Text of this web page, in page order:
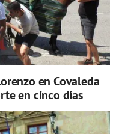
en Covaleda
en cinco días